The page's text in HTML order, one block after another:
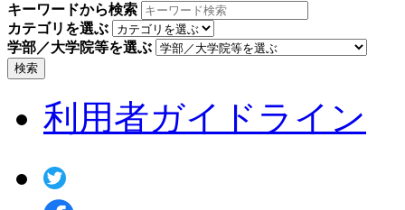
キーワードから検索
カテゴリを選ぶ
学部／大学院等を選ぶ
検索
利用者ガイドライン